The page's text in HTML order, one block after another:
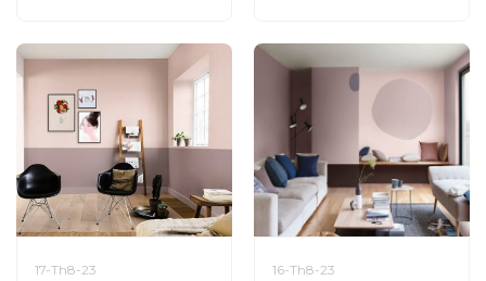
17-Th8-23 16-Th8-23